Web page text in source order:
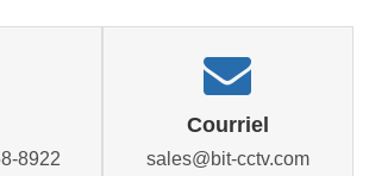
8922
Courriel
sales@bit-cctv.com